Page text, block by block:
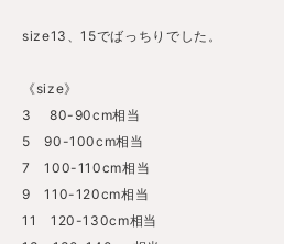
size13、15でばっちりでした。
《size》
3 80-90cm相当
5 90-100cm相当
7 100-110cm相当
9 110-120cm相当
11 120-130cm相当